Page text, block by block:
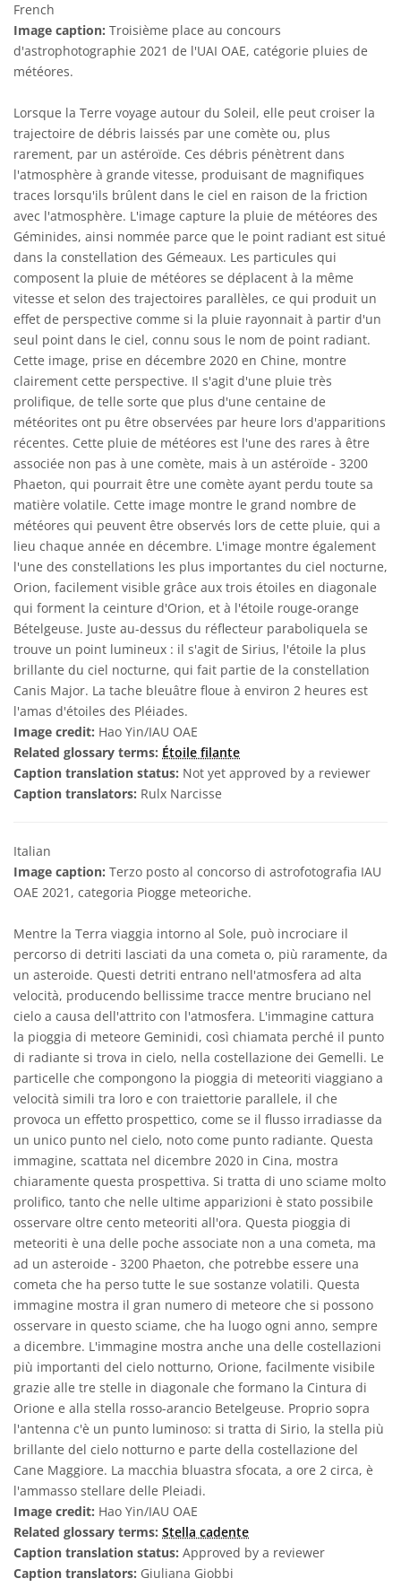
French
Image caption: Troisième place au concours
d'astrophotographie 2021 de l'UAI OAE, catégorie pluies de
météores.
Lorsque la Terre voyage autour du Soleil, elle peut croiser la
trajectoire de débris laissés par une comète ou, plus
rarement, par un astéroïde. Ces débris pénètrent dans
l'atmosphère à grande vitesse, produisant de magnifiques
traces lorsqu'ils brûlent dans le ciel en raison de la friction
avec l'atmosphère. L'image capture la pluie de météores des
Géminides, ainsi nommée parce que le point radiant est situé
dans la constellation des Gémeaux. Les particules qui
composent la pluie de météores se déplacent à la même
vitesse et selon des trajectoires parallèles, ce qui produit un
effet de perspective comme si la pluie rayonnait à partir d'un
seul point dans le ciel, connu sous le nom de point radiant.
Cette image, prise en décembre 2020 en Chine, montre
clairement cette perspective. Il s'agit d'une pluie très
prolifique, de telle sorte que plus d'une centaine de
météorites ont pu être observées par heure lors d'apparitions
récentes. Cette pluie de météores est l'une des rares à être
associée non pas à une comète, mais à un astéroïde - 3200
Phaeton, qui pourrait être une comète ayant perdu toute sa
matière volatile. Cette image montre le grand nombre de
météores qui peuvent être observés lors de cette pluie, qui a
lieu chaque année en décembre. L'image montre également
l'une des constellations les plus importantes du ciel nocturne,
Orion, facilement visible grâce aux trois étoiles en diagonale
qui forment la ceinture d'Orion, et à l'étoile rouge-orange
Bételgeuse. Juste au-dessus du réflecteur paraboliquela se
trouve un point lumineux : il s'agit de Sirius, l'étoile la plus
brillante du ciel nocturne, qui fait partie de la constellation
Canis Major. La tache bleuâtre floue à environ 2 heures est
l'amas d'étoiles des Pléiades.
Image credit: Hao Yin/IAU OAE
Related glossary terms: Étoile filante
Caption translation status: Not yet approved by a reviewer
Caption translators: Rulx Narcisse
Italian
Image caption: Terzo posto al concorso di astrofotografia IAU
OAE 2021, categoria Piogge meteoriche.
Mentre la Terra viaggia intorno al Sole, può incrociare il
percorso di detriti lasciati da una cometa o, più raramente, da
un asteroide. Questi detriti entrano nell'atmosfera ad alta
velocità, producendo bellissime tracce mentre bruciano nel
cielo a causa dell'attrito con l'atmosfera. L'immagine cattura
la pioggia di meteore Geminidi, così chiamata perché il punto
di radiante si trova in cielo, nella costellazione dei Gemelli. Le
particelle che compongono la pioggia di meteoriti viaggiano a
velocità simili tra loro e con traiettorie parallele, il che
provoca un effetto prospettico, come se il flusso irradiasse da
un unico punto nel cielo, noto come punto radiante. Questa
immagine, scattata nel dicembre 2020 in Cina, mostra
chiaramente questa prospettiva. Si tratta di uno sciame molto
prolifico, tanto che nelle ultime apparizioni è stato possibile
osservare oltre cento meteoriti all'ora. Questa pioggia di
meteoriti è una delle poche associate non a una cometa, ma
ad un asteroide - 3200 Phaeton, che potrebbe essere una
cometa che ha perso tutte le sue sostanze volatili. Questa
immagine mostra il gran numero di meteore che si possono
osservare in questo sciame, che ha luogo ogni anno, sempre
a dicembre. L'immagine mostra anche una delle costellazioni
più importanti del cielo notturno, Orione, facilmente visibile
grazie alle tre stelle in diagonale che formano la Cintura di
Orione e alla stella rosso-arancio Betelgeuse. Proprio sopra
l'antenna c'è un punto luminoso: si tratta di Sirio, la stella più
brillante del cielo notturno e parte della costellazione del
Cane Maggiore. La macchia bluastra sfocata, a ore 2 circa, è
l'ammasso stellare delle Pleiadi.
Image credit: Hao Yin/IAU OAE
Related glossary terms: Stella cadente
Caption translation status: Approved by a reviewer
Caption translators: Giuliana Giobbi